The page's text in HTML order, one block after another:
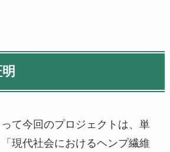
て今回のプロジェクトは、単
現代社会におけるヘンプ繊維